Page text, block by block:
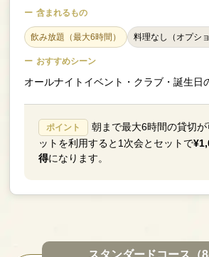
含まれるもの
飲み放題（最大6時間） 料理なし（オプシ
おすすめシーン
オールナイトイベント・クラブ・誕生日
ポイント
朝まで最大6時間の貸切
ットを利用すると1次会とセットで
得になります。